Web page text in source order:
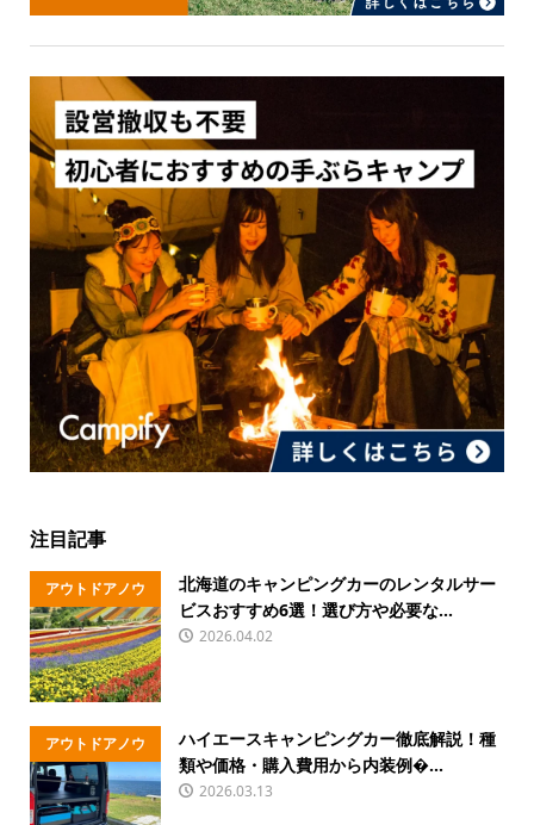
注目記事
アウトドアノウ
ハウ
北海道のキャンピングカーのレンタルサー
ビスおすすめ6選！選び方や必要な...
2026.04.02
アウトドアノウ
ハウ
ハイエースキャンピングカー徹底解説！種
類や価格・購入費用から内装例�...
2026.03.13